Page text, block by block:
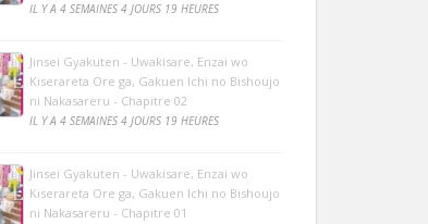
IL Y A 4 SEMAINES 4 JOURS 19 HEURES
Jinsei Gyakuten - Uwakisare, Enzai wo
Kiserareta Ore ga, Gakuen Ichi no Bishoujo
ni Nakasareru - Chapitre 02
IL Y A 4 SEMAINES 4 JOURS 19 HEURES
Jinsei Gyakuten - Uwakisare, Enzai wo
Kiserareta Ore ga, Gakuen Ichi no Bishoujo
ni Nakasareru - Chapitre 01